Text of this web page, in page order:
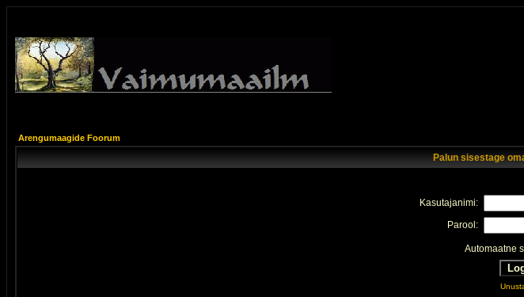
Arengumaagide Foorum
Palun sisestage
Kasutajanimi:
Parool:
Automaatne